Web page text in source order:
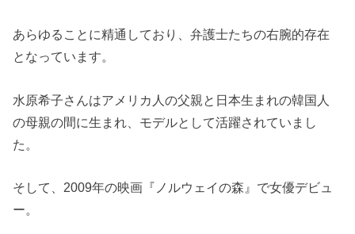
あらゆることに精通しており、弁護士たちの右腕的存在
となっています。
水原希子さんはアメリカ人の父親と日本生まれの韓国人
の母親の間に生まれ、モデルとして活躍されていまし
た。
そして、2009年の映画『ノルウェイの森』で女優デビュ
ー。